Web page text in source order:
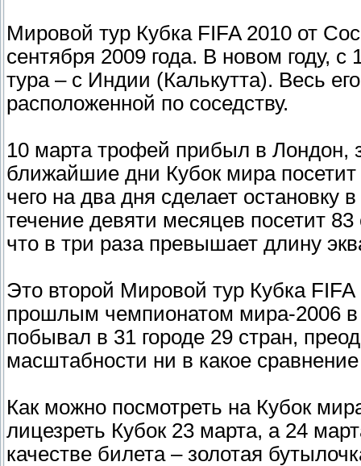
Мировой тур Кубка FIFA 2010 от
сентября 2009 года. В новом году,
тура – с Индии (Калькутта). Весь
расположенной по соседству.
10 марта трофей прибыл в
ближайшие дни Кубок мира
чего на два дня сделает остановку
течение девяти месяцев посетит
что в три раза превышает длину
Это второй Мировой тур Кубка
прошлым чемпионатом мира-2006 в
побывал в 31 городе 29 стран,
масштабности ни в какое
Как можно посмотреть на Кубок
лицезреть Кубок 23 марта, а 24
качестве билета – золотая